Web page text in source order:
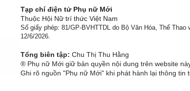
Tạp chí điện tử Phụ nữ Mới
Thuộc Hội Nữ trí thức Việt Nam
Số giấy phép: 81/GP-BVHTTDL do Bộ Văn Hóa, Thể Thao
12/6/2026.
Tổng biên tập: Chu Thị Thu Hằng
® Phụ nữ Mới giữ bản quyền nội dung trên website
Ghi rõ nguồn "Phụ nữ Mới" khi phát hành lại thông tin